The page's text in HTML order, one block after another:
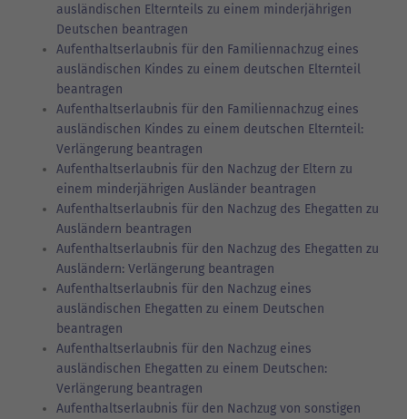
ausländischen Elternteils zu einem minderjährigen
Deutschen beantragen
Aufenthaltserlaubnis für den Familiennachzug eines
ausländischen Kindes zu einem deutschen Elternteil
beantragen
Aufenthaltserlaubnis für den Familiennachzug eines
ausländischen Kindes zu einem deutschen Elternteil:
Verlängerung beantragen
Aufenthaltserlaubnis für den Nachzug der Eltern zu
einem minderjährigen Ausländer beantragen
Aufenthaltserlaubnis für den Nachzug des Ehegatten zu
Ausländern beantragen
Aufenthaltserlaubnis für den Nachzug des Ehegatten zu
Ausländern: Verlängerung beantragen
Aufenthaltserlaubnis für den Nachzug eines
ausländischen Ehegatten zu einem Deutschen
beantragen
Aufenthaltserlaubnis für den Nachzug eines
ausländischen Ehegatten zu einem Deutschen:
Verlängerung beantragen
Aufenthaltserlaubnis für den Nachzug von sonstigen